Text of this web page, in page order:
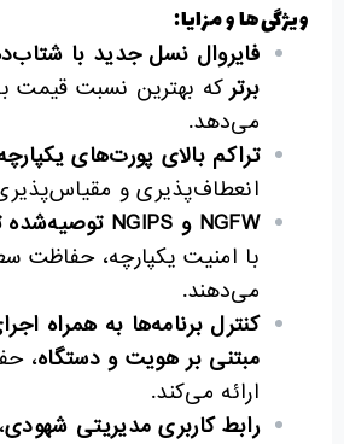
ویژگی‌ها و مزایا:
فایروال نسل جدید با
برتر که بهترین نسبت قیمت به
می‌دهد.
تراکم بالای پورت‌های
انعطاف‌پذیری و
NGFW و
با امنیت یکپارچه، حفاظت
می‌دهند.
کنترل برنامه‌ها به همراه
مبتنی بر هویت و دستگاه،
ارائه می‌کند.
رابط کاربری مدیریتی شهودی